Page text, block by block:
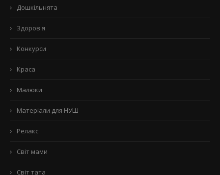
Дошкільнята
Здоров'я
Конкурси
Краса
Малюки
Матеріали для НУШ
Релакс
Світ мами
Світ тата